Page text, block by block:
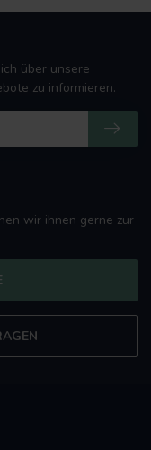
wir ihnen gerne zur
über unsere
zu informieren.